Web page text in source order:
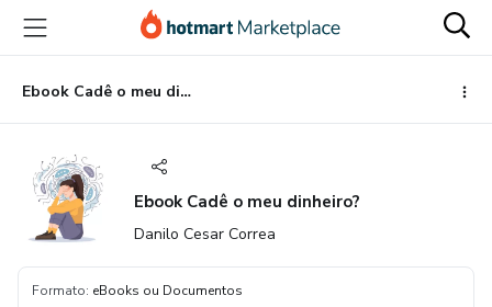
para
conteúdo
principal
para
pagamento
para
rodapé
Ebook Cadê o meu dinheiro?
Ebook Cadê o meu dinheiro?
Danilo Cesar Correa
Formato: eBooks ou Documentos